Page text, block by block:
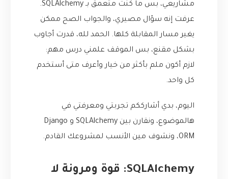
مشاريعي، بس ما كنت متعمق بـ SQLAlchemy.
عرفت إنه سؤال مصيري، والجواب الصح ممكن
يغير مسار المقابلة كلها. الحمد لله، قدرت أجاوب
بشكل مقنع، بس الموقف علمني درس مهم:
لازم أكون ملم بأكثر من خيار وأعرف متى أستخدم
كل واحد.
اليوم، بدي أشارككم تجربتي ومعرفتي في
هالموضوع، ونقارن بين SQLAlchemy و Django
ORM، ونشوف مين الأنسب لمشروعك القادم.
SQLAlchemy: قوة ومرونة لا